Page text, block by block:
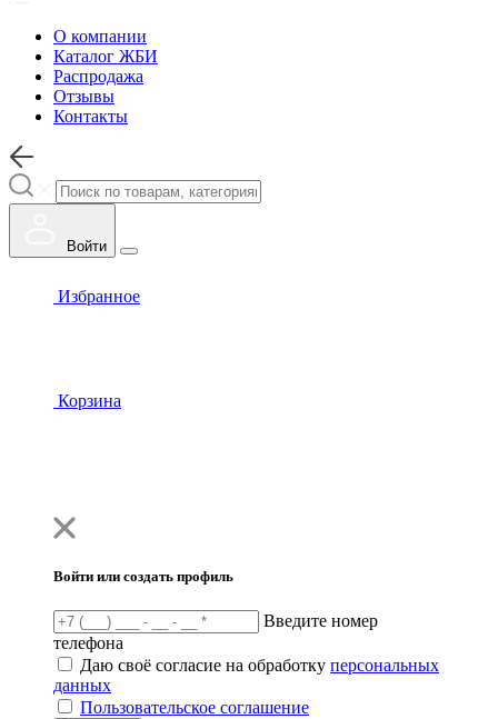
О компании
Каталог ЖБИ
Распродажа
Отзывы
Контакты
Войти
Избранное
Корзина
Войти или создать профиль
Введите номер
телефона
Даю своё согласие на обработку персональных
данных
Пользовательское соглашение